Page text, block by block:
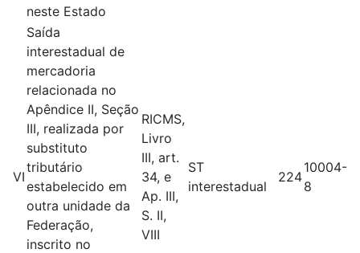
neste Estado
VI
Saída
interestadual de
mercadoria
relacionada no
Apêndice II, Seção
III, realizada por
substituto
tributário
estabelecido em
outra unidade da
Federação,
inscrito no
RICMS,
Livro
III, art.
34, e
Ap. III,
S. II,
VIII
ST
interestadual
224
10004-
8